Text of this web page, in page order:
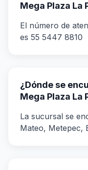
Mega Plaza La
El número de
es 55 5447 8810
¿Dónde se
Mega Plaza La
La sucursal se
Mateo, Metepec,